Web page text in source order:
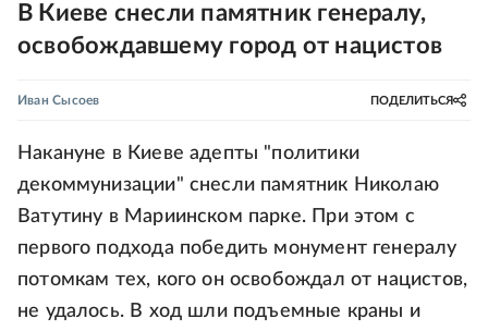
В Киеве снесли памятник генералу,
освобождавшему город от нацистов
Иван Сысоев ПОДЕЛИТЬСЯ
Накануне в Киеве адепты "политики
декоммунизации" снесли памятник Николаю
Ватутину в Мариинском парке. При этом с
первого подхода победить монумент генералу
потомкам тех, кого он освобождал от нацистов,
не удалось. В ход шли подъемные краны и